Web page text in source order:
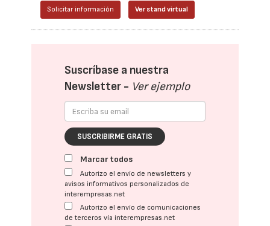
Solicitar información Ver stand virtual
Suscríbase a nuestra
Newsletter - Ver ejemplo
SUSCRIBIRME GRATIS
Marcar todos
Autorizo el envío de newsletters y
avisos informativos personalizados de
interempresas.net
Autorizo el envío de comunicaciones
de terceros vía interempresas.net